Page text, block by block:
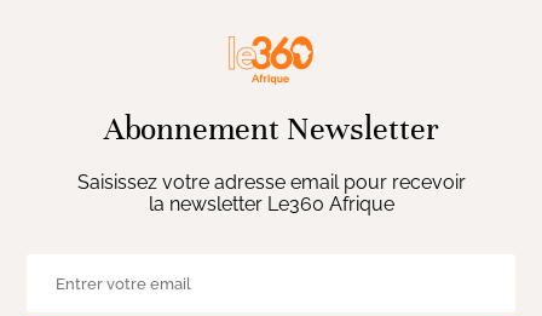
Abonnement Newsletter
Saisissez votre adresse email pour recevoir
la newsletter Le360 Afrique